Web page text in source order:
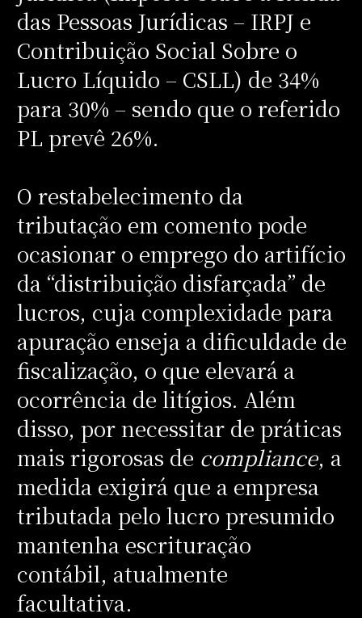
das Pessoas Jurídicas – IRPJ e
Contribuição Social Sobre o
Lucro Líquido – CSLL) de 34%
para 30% – sendo que o referido
PL prevê 26%.
O restabelecimento da
tributação em comento pode
ocasionar o emprego do artifício
da “distribuição disfarçada” de
lucros, cuja complexidade para
apuração enseja a dificuldade de
fiscalização, o que elevará a
ocorrência de litígios. Além
disso, por necessitar de práticas
mais rigorosas de compliance, a
medida exigirá que a empresa
tributada pelo lucro presumido
mantenha escrituração
contábil, atualmente
facultativa.